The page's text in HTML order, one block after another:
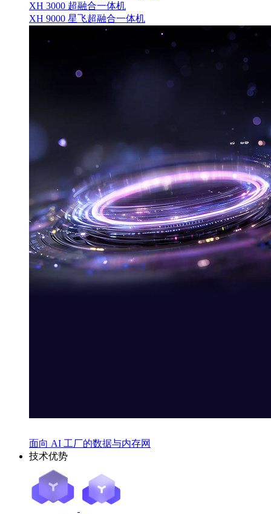
XH 3000 超融合一体机
XH 9000 星飞超融合一体机
面向 AI 工厂的数据与内存网
技术优势